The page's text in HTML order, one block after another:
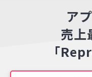
ア
売上
「